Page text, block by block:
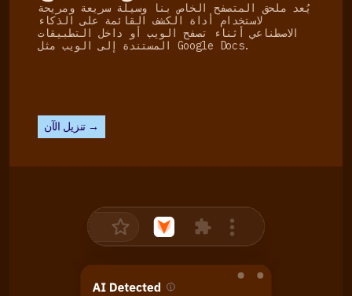
يُعد ملحق المتصفح الخاص بنا وسيلة سريعة ومريحة
لاستخدام أداة الكشف القائمة على الذكاء
الاصطناعي أثناء تصفح الويب أو داخل التطبيقات
المستندة إلى الويب مثل Google Docs.
تنزيل الآن →